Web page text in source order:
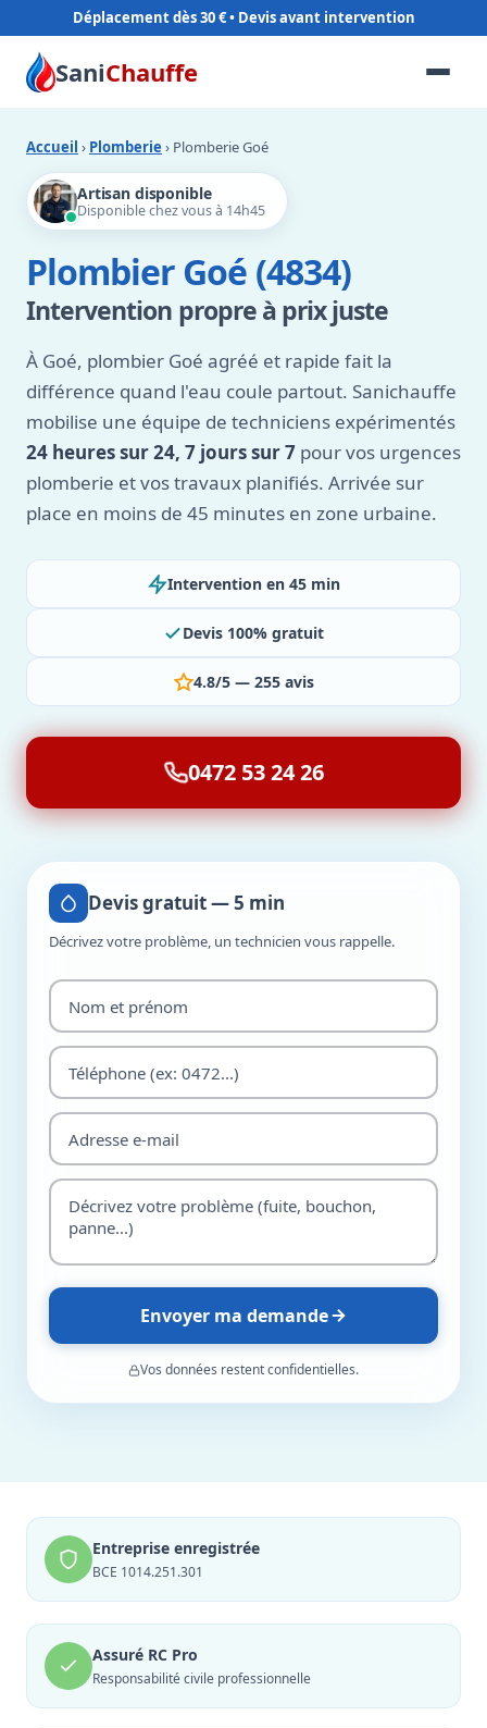
Déplacement dès 30 €
SaniChauffe
Accueil › Plomberie › Plomberie Goé
Artisan disponible
Disponible chez vous à 14h45
Plombier Goé (4834)
Intervention propre à prix juste
À Goé, plombier Goé agréé et rapide fait la
différence quand l'eau coule partout. Sanichauffe
mobilise une équipe de techniciens expérimentés
24 heures sur 24, 7 jours sur 7 pour vos urgences
plomberie et vos travaux planifiés. Arrivée sur
place en moins de 45 minutes en zone urbaine.
Intervention en 45 min
Devis 100% gratuit
4.8/5 — 255 avis
0472 53 24 26
Devis gratuit — 5 min
Décrivez votre problème, un technicien vous rappelle.
Envoyer ma demande
Vos données restent confidentielles.
Entreprise enregistrée
BCE 1014.251.301
Assuré RC Pro
Responsabilité civile professionnelle